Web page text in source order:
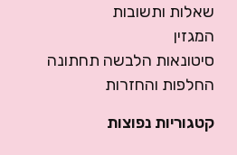
שאלות ותשובות
המגזין
סיטונאות הלבשה תחתונה
החלפות והחזרות
קטגוריות נפוצות